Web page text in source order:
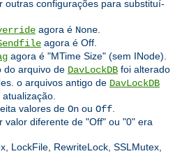
outras configurações para substituí-
agora é None
agora é Off.
agora é "MTime Size" (sem INode).
do arquivo de DavLockDB foi alterado
o arquivos antigo de DavLockDB
valores de On ou Off
valor diferente de "Off" ou "0" era
LockFile, RewriteLock, SSLMutex,